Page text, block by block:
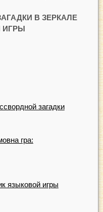
В ЗЕРКАЛЕ
ИГРЫ
загадки
гра:
языковой игры